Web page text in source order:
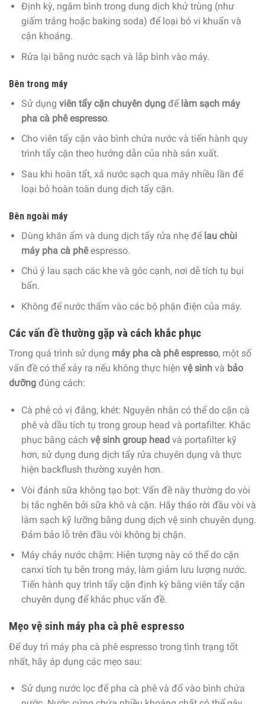
Định kỳ, ngâm bình trong dung dịch khử trùng (như
giấm trắng hoặc baking soda) để loại bỏ vi khuẩn và
cặn khoáng.
Rửa lại bằng nước sạch và lắp bình vào máy.
Bên trong máy
Sử dụng viên tẩy cặn chuyên dụngđể làm sạch máy
pha cà phê espresso.
Cho viên tẩy cặn vào bình chứa nước và tiến hành quy
trình tẩy cặn theo hướng dẫn của nhà sản xuất.
Sau khi hoàn tất, xả nước sạch qua máy nhiều lần để
loại bỏ hoàn toàn dung dịch tẩy cặn.
Bên ngoài máy
Dùng khăn ẩm và dung dịch tẩy rửa nhẹ để lau chùi
máy pha cà phêespresso.
Chú ý lau sạch các khe và góc cạnh, nơi dễ tích tụ bụi
bẩn.
Không để nước thấm vào các bộ phận điện của máy.
Các vấn đề thường gặp và cách khắc phục
Trong quá trình sử dụng máy pha cà phê espresso, một số
vấn đề có thể xảy ra nếu không thực hiện vệ sinh và bảo
dưỡng đúng cách:
Cà phê có vị đắng, khét: Nguyên nhân có thể do cặn cà
phêvà dầu tích tụ trong group head và portafilter. Khắc
phục bằng cách vệ sinh group headvà portafilter kỹ
hơn, sử dụng dung dịch tẩy rửa chuyên dụng và thực
hiện backflush thường xuyên hơn.
Vòi đánh sữa không tạo bọt: Vấn đề này thường do vòi
bị tắc nghẽn bởi sữa khô và cặn. Hãy tháo rời đầu vòi và
làm sạch kỹ lưỡng bằng dung dịch vệ sinh chuyên dụng.
Đảm bảo lỗ trên đầu vòi không bị chặn.
Máy chảy nước chậm: Hiện tượng này có thể do cặn
canxi tích tụ bên trong máy, làm giảm lưu lượng nước.
Tiến hành quy trình tẩy cặn định kỳ bằng viên tẩy cặn
chuyên dụng để khắc phục vấn đề.
Mẹo vệ sinh máy pha cà phê espresso
Để duy trì máy pha cà phê espresso trong tình trạng tốt
nhất, hãy áp dụng các mẹo sau:
Sử dụng nước lọc để pha cà phê và đổ vào bình chứa